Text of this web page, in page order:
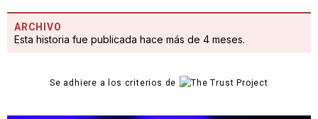
ARCHIVO
Esta historia fue publicada hace más de 4 meses.
Se adhiere a los criterios de